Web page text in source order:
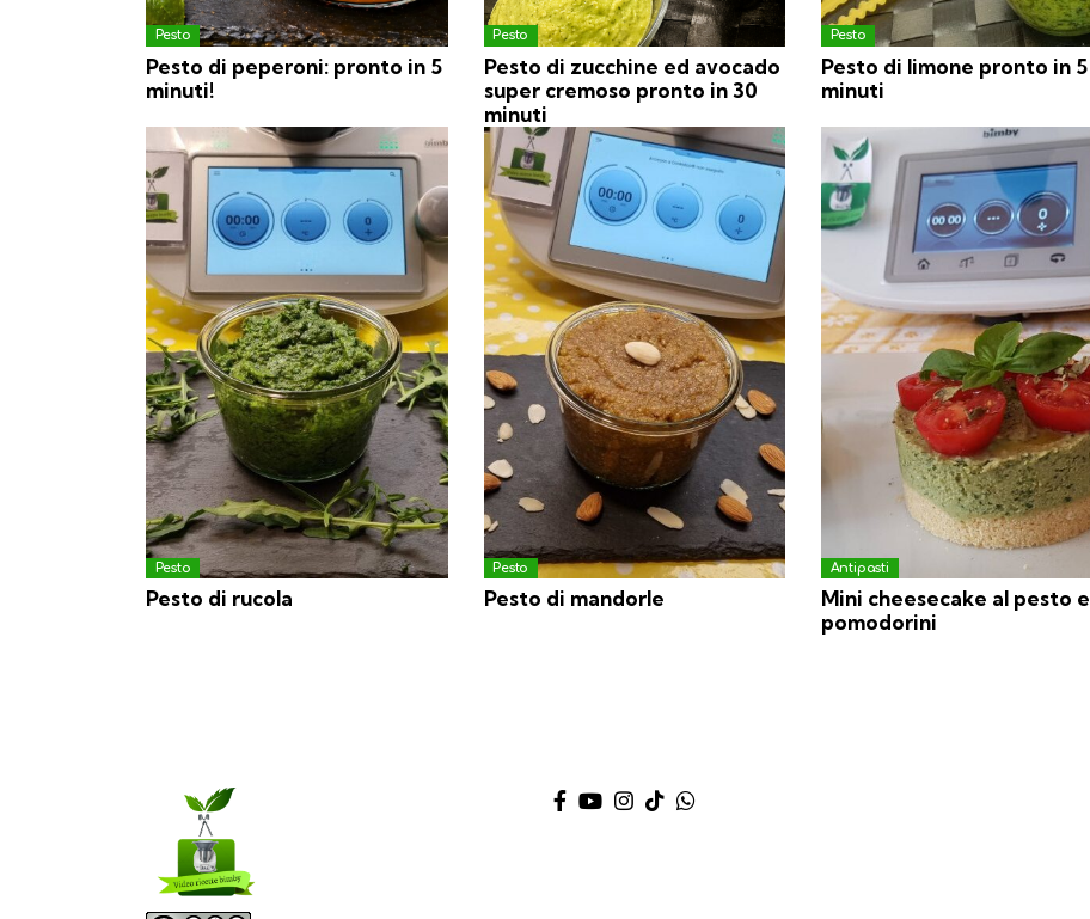
Pesto
Pesto di peperoni: pronto in 5
minuti!
Pesto
Pesto di zucchine ed avocado
super cremoso pronto in 30
minuti
Pesto
Pesto di limone pronto in 5
minuti
Pesto
Pesto di rucola
Pesto
Pesto di mandorle
Antipasti
Mini cheesecake al pesto e
pomodorini